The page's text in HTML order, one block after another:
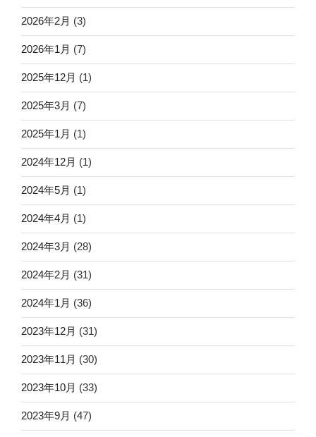
2026年2月 (3)
2026年1月 (7)
2025年12月 (1)
2025年3月 (7)
2025年1月 (1)
2024年12月 (1)
2024年5月 (1)
2024年4月 (1)
2024年3月 (28)
2024年2月 (31)
2024年1月 (36)
2023年12月 (31)
2023年11月 (30)
2023年10月 (33)
2023年9月 (47)